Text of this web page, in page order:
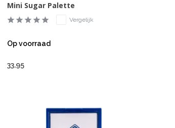
Mini Sugar Palette
Vergelijk
Op voorraad
33,95